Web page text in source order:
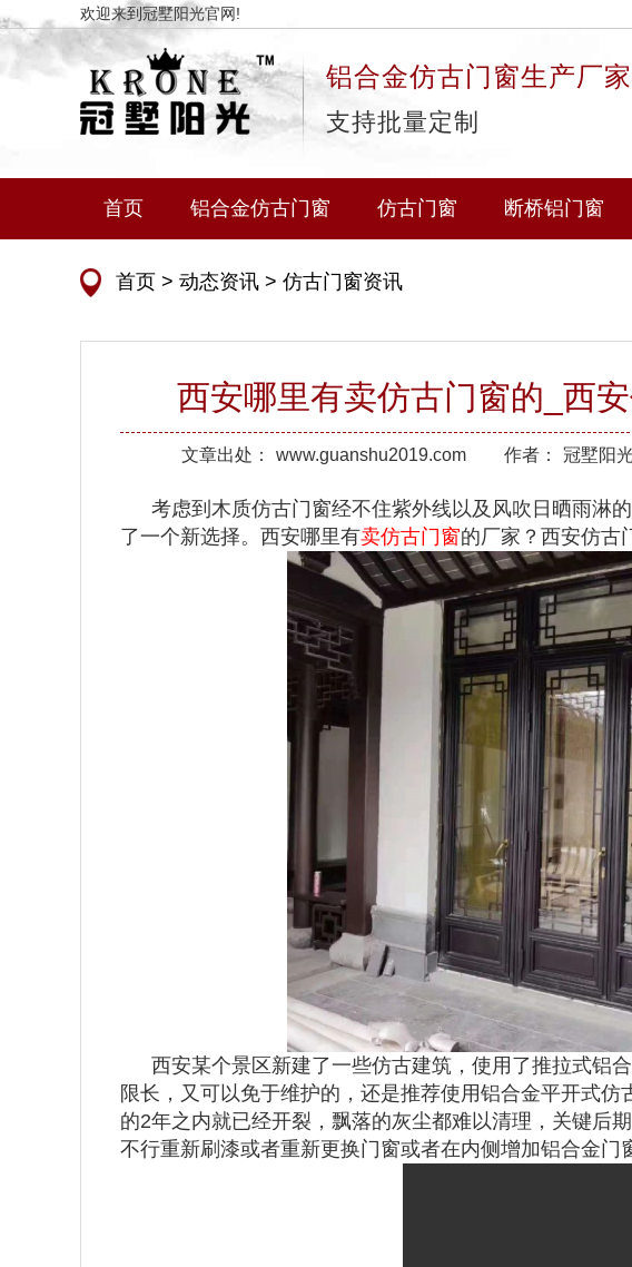
欢迎来到冠墅阳光官网!
铝合金仿古门窗生产厂家
支持批量定制
首页 铝合金仿古门窗 仿古门窗 断桥铝门窗
首页 > 动态资讯 > 仿古门窗资讯
西安哪里有卖仿古门窗的_西
文章出处： www.guanshu2019.com 作者： 冠墅阳
考虑到木质仿古门窗经不住紫外线以及风吹日晒雨淋
了一个新选择。西安哪里有卖仿古门窗的厂家？西安仿古
西安某个景区新建了一些仿古建筑，使用了推拉式铝
限长，又可以免于维护的，还是推荐使用铝合金平开式
的2年之内就已经开裂，飘落的灰尘都难以清理，关键后
不行重新刷漆或者重新更换门窗或者在内侧增加铝合金门